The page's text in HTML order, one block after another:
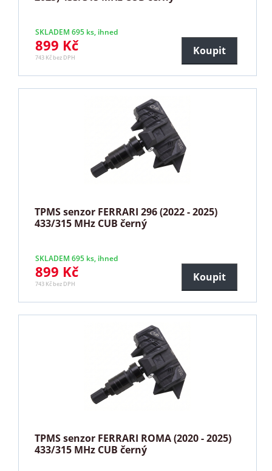
SKLADEM 695 ks, ihned
899 Kč
743 Kč bez DPH
Koupit
TPMS senzor FERRARI 296 (2022 - 2025)
433/315 MHz CUB černý
SKLADEM 695 ks, ihned
899 Kč
743 Kč bez DPH
Koupit
TPMS senzor FERRARI ROMA (2020 - 2025)
433/315 MHz CUB černý